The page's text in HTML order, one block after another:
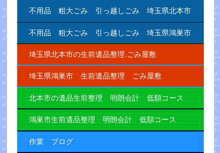
不用品 粗大ごみ 引っ越しごみ 埼玉県北本市
不用品 粗大ごみ 引っ越しごみ 埼玉県鴻巣市
埼玉県北本市の生前遺品整理.ごみ屋敷
埼玉県鴻巣市 生前遺品整理 ごみ屋敷
北本市の遺品生前整理 明朗会計 低額コース
鴻巣市生前遺品整理 明朗会計 低額コース
作業 ブログ